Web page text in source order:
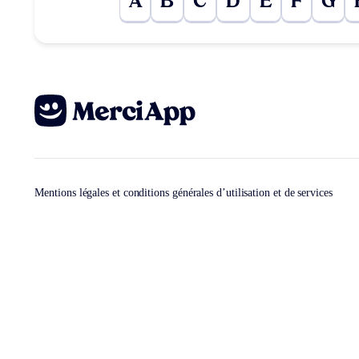
Mentions légales et conditions générales d’utilisation et de services